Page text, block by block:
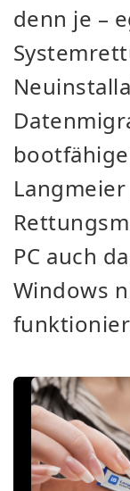
denn je –
PC auch
Windows